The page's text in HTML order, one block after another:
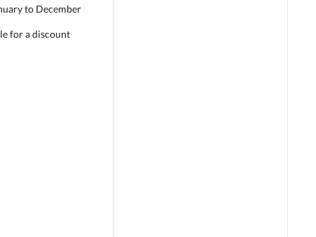
to December
for a discount